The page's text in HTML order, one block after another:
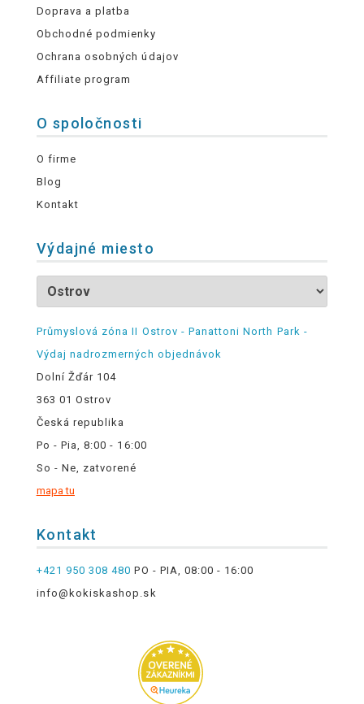
Doprava a platba
Obchodné podmienky
Ochrana osobných údajov
Affiliate program
O spoločnosti
O firme
Blog
Kontakt
Výdajné miesto
Průmyslová zóna II Ostrov - Panattoni North Park -
Výdaj nadrozmerných objednávok
Dolní Žďár 104
363 01 Ostrov
Česká republika
Po - Pia, 8:00 - 16:00
So - Ne, zatvorené
mapa tu
Kontakt
+421 950 308 480 PO - PIA, 08:00 - 16:00
info@kokiskashop.sk